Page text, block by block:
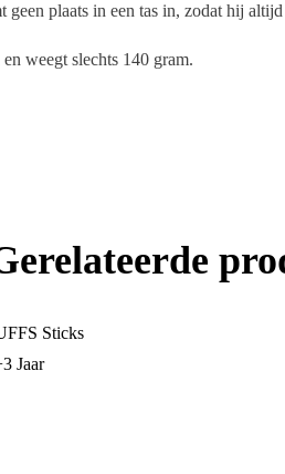
plaats in een tas in, zodat hij
weegt slechts 140 gram.